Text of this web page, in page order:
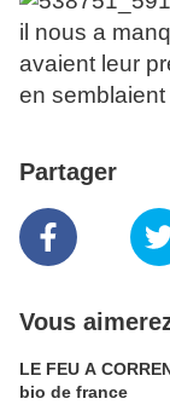
il nous a
avaient leur
en
Partager
Vous
LE FEU A
bio de france